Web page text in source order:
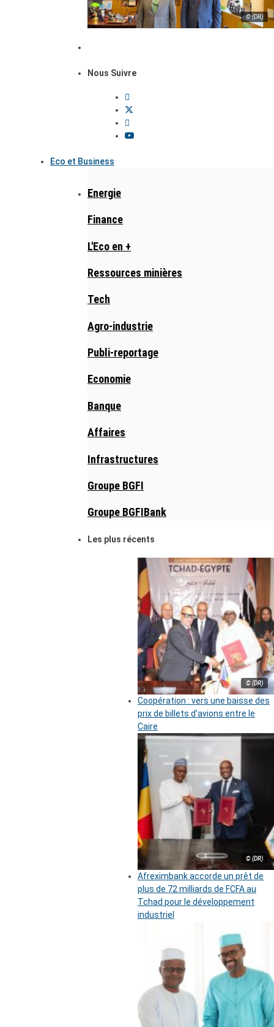
© (DR)
Nous Suivre
Eco et Business
Energie
Finance
L'Eco en +
Ressources minières
Tech
Agro-industrie
Publi-reportage
Economie
Banque
Affaires
Infrastructures
Groupe BGFI
Groupe BGFIBank
Les plus récents
© (DR)
Coopération : vers une baisse des
prix de billets d’avions entre le
Caire
© (DR)
Afreximbank accorde un prêt de
plus de 72 milliards de FCFA au
Tchad pour le développement
industriel